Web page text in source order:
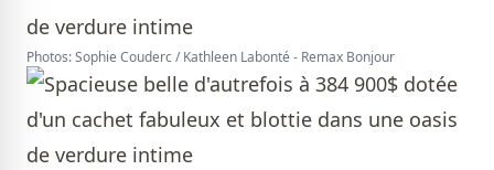
Photos: Sophie Couderc / Kathleen Labonté - Remax Bonjour